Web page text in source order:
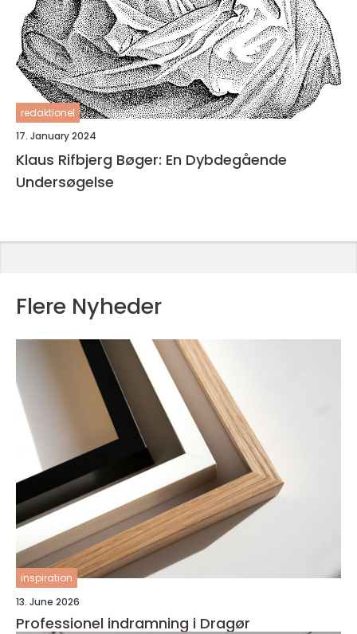
redaktionel
17. January 2024
Klaus Rifbjerg Bøger: En Dybdegående
Undersøgelse
Flere Nyheder
inspiration
13. June 2026
Professionel indramning i Dragør